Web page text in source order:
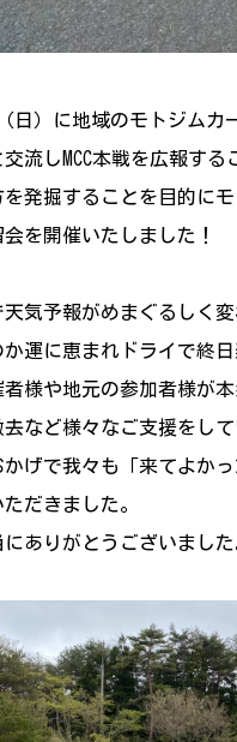
日）に地域のモトジム
流しMCC本戦を広報す
を発掘することを目的に
会を開催いたしました！
天気予報がめまぐるしく
運に恵まれドライで終
者様や地元の参加者様が
など様々なご支援をして
かげで我々も「来てよか
だきました。
ありがとうございました